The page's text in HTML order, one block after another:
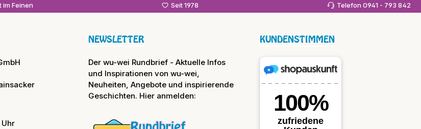
im Feinen Seit 1978 Telefon 0941 - 793 842
NEWSLETTER
Der wu-wei Rundbrief - Aktuelle Infos
und Inspirationen von wu-wei,
Neuheiten, Angebote und inspirierende
Geschichten. Hier anmelden:
KUNDENSTIMMEN